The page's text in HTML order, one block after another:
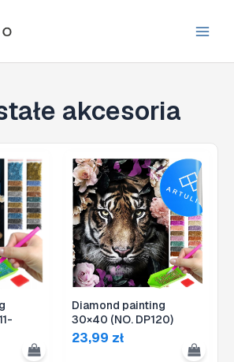
akcesoria
Diamond painting
30×40 (NO. DP120)
23,99 zł